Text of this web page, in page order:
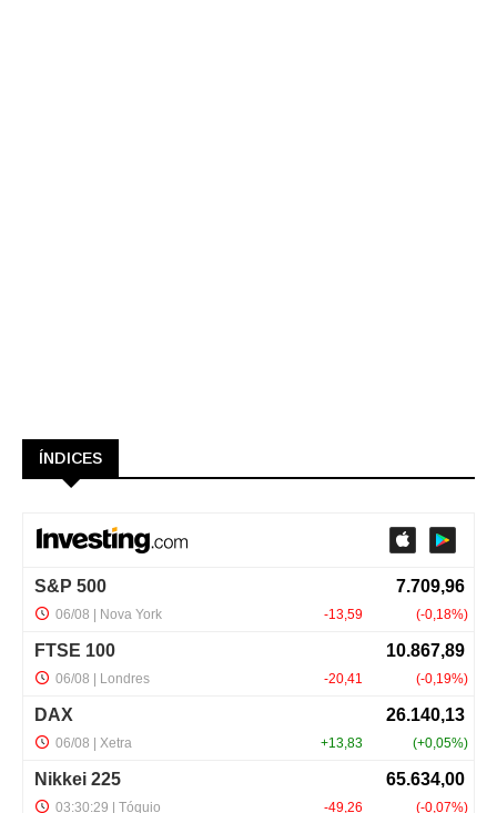
ÍNDICES